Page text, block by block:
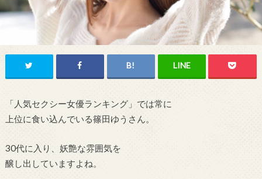
「人気セクシー女優ランキング」では常に
上位に食い込んでいる篠田ゆうさん。
30代に入り、妖艶な雰囲気を
醸し出していますよね。